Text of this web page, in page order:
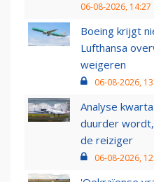
06-08-2026, 14:27
Boeing krijgt
Lufthansa
weigeren
06-08-2026,
Analyse
duurder
de reiziger
06-08-2026,